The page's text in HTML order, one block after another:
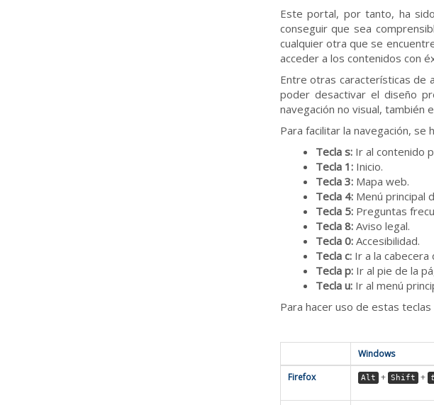
Este portal, por tanto, ha
conseguir que sea
cualquier otra que se
acceder a los contenidos con
Entre otras características de
poder desactivar el diseño
navegación no visual, también
Para facilitar la navegación, se
Tecla s:Ir al contenido
Tecla 1:Inicio.
Tecla 3:Mapa web.
Tecla 4:Menú principal
Tecla 5:Preguntas
Tecla 8:Aviso legal.
Tecla 0:Accesibilidad.
Tecla c:Ir a la cabecera
Tecla p:Ir al pie de la
Tecla u:Ir al menú
Para hacer uso de estas
Windows
Firefox
Alt + Shift +